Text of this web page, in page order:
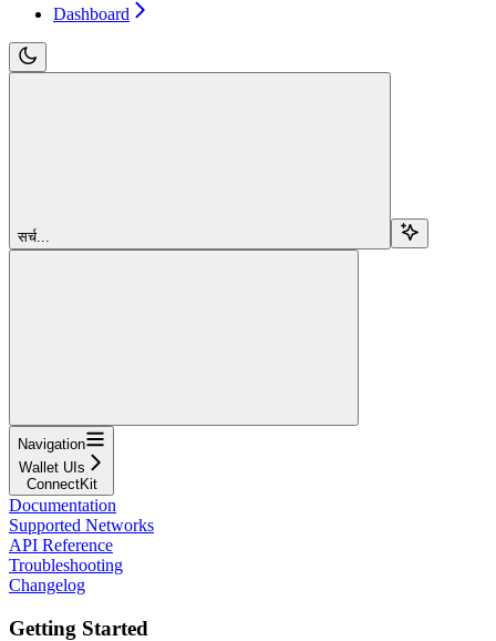
Dashboard
सर्च...
Navigation
Wallet UIs
ConnectKit
Documentation
Supported Networks
API Reference
Troubleshooting
Changelog
Getting Started